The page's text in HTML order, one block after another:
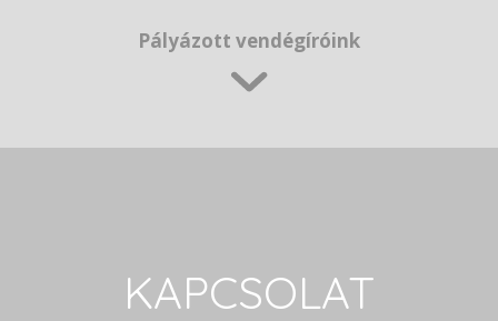
Pályázott vendégíróink
KAPCSOLAT